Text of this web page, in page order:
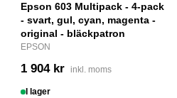
Epson 603 Multipack - 4-pack
- svart, gul, cyan, magenta -
original - bläckpatron
EPSON
1 904 kr inkl. moms
I lager